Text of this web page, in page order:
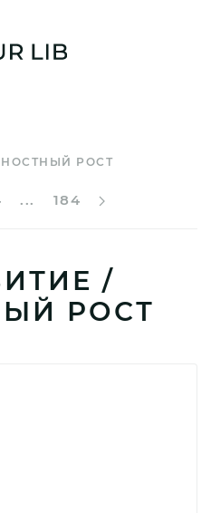
РОСТ
... 184
/
РОСТ